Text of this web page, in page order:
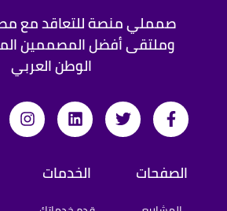
صمملي منصة للتعاقد مع
وملتقى أفضل المصممين
الوطن العربي
الصفحات الخدمات